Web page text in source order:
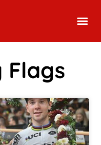
Flags